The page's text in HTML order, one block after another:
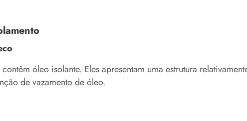
óleo isolante. Eles apresentam uma estrutura
de vazamento de óleo.